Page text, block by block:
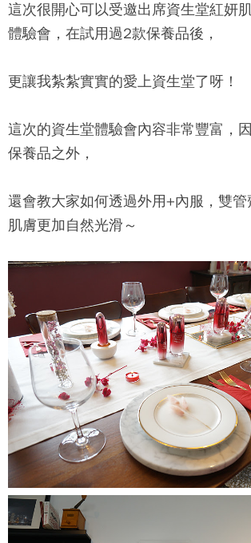
這次很開心可以受邀出席資生堂紅妍
體驗會，在試用過2款保養品後，
更讓我紮紮實實的愛上資生堂了呀！
這次的資生堂體驗會內容非常豐富，
保養品之外，
還會教大家如何透過外用+內服，雙
肌膚更加自然光滑～